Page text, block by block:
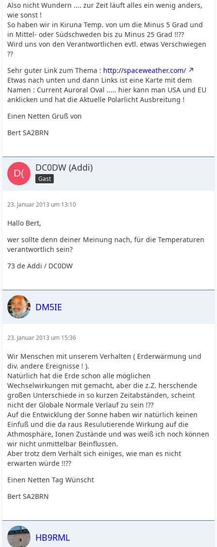
Also nicht Wundern .... zur Zeit läuft alles ein wenig anders,
wie sonst !
So haben wir in Kiruna Temp. von um die Minus 5 Grad und
in Mittel- oder Südschweden bis zu Minus 25 Grad !!??
Wird uns von den Verantwortlichen evtl. etwas Verschwiegen
??
Sehr guter Link zum Thema : http://spaceweather.com/
Etwas nach unten und dann Links ist eine Karte mit dem
Namen : Current Auroral Oval ..... hier kann man USA und EU
anklicken und hat die Aktuelle Polarlicht Ausbreitung !
Einen Netten Gruß von
Bert SA2BRN
DC0DW (Addi)
Gast
23. Januar 2013 um 13:10
Hallo Bert,
wer sollte denn deiner Meinung nach, für die Temperaturen
verantwortlich sein?
73 de Addi / DC0DW
DM5IE
23. Januar 2013 um 15:36
Wir Menschen mit unserem Verhalten ( Erderwärmung und
div. andere Ereignisse ! ).
Natürlich hat die Erde schon alle möglichen
Wechselwirkungen mit gemacht, aber die z.Z. herschende
großen Unterschiede in so kurzen Zeitabständen, scheint
nicht der Globale Normale Verlauf zu sein !??
Auf die Entwicklung der Sonne haben wir natürlich keinen
Einfuß und die da raus Resulutierende Wirkung auf die
Athmosphäre, Ionen Zustände und was weiß ich noch können
wir nicht unmittelbar Beinflussen.
Aber trotz dem Verhält sich einiges, wie man es nicht
erwarten würde !!??
Einen Netten Tag Wünscht
Bert SA2BRN
HB9RML